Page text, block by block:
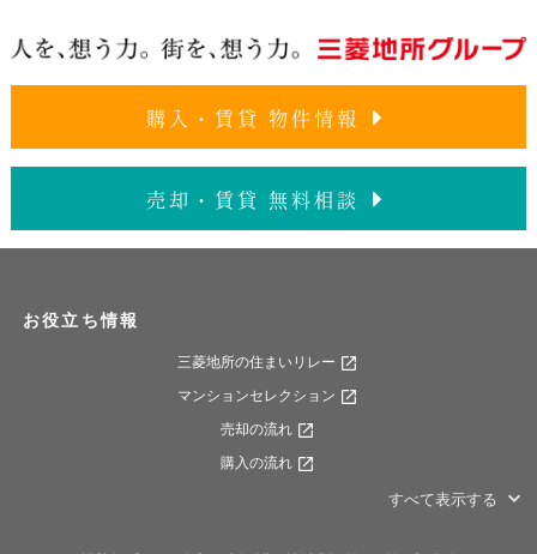
購入・賃貸 物件情報
売却・賃貸 無料相談
お役立ち情報
三菱地所の住まいリレー
マンションセレクション
売却の流れ
購入の流れ
すべて表示する